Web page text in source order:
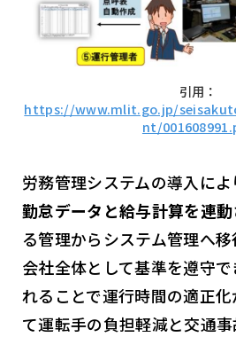
引用：
https://www.mlit.go.jp/
nt/
労務管理システムの導入によ
勤怠データと給与計算を連動
る管理からシステム管理へ移
会社全体として基準を遵守
れることで運行時間の適正
て運転手の負担軽減と交通